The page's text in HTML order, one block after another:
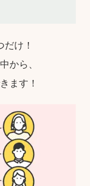
け！
から、
ます！